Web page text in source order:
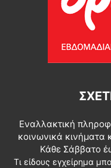
Εναλλακτική
κοινωνικά κινήματα
Κάθε Σάββατο
Τι είδους εγχείρημα